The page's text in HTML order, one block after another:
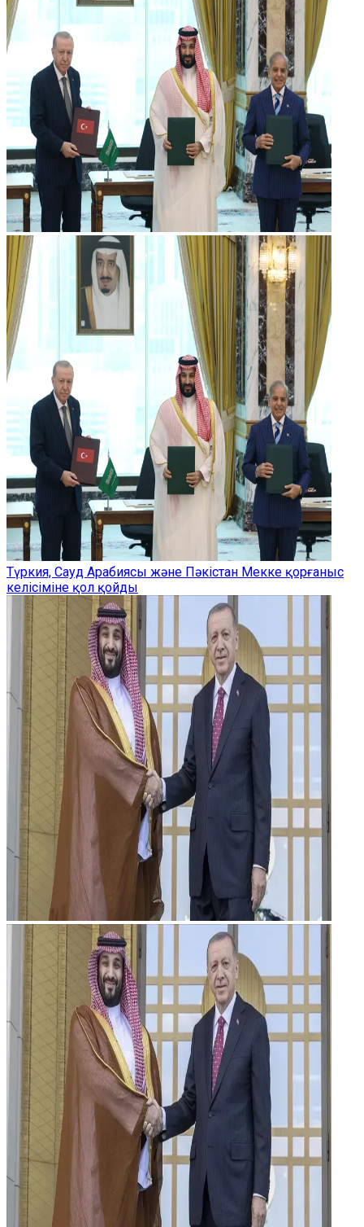
Түркия, Сауд Арабиясы және Пәкістан Мекке қорғаныс
келісіміне қол қойды